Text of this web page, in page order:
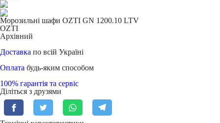
Морозильні шафи OZTI GN 1200.10 LTV
OZTI
Архівний
Доставка по всій Україні
Оплата будь-яким способом
100% гарантія та сервіс
Діліться з друзями